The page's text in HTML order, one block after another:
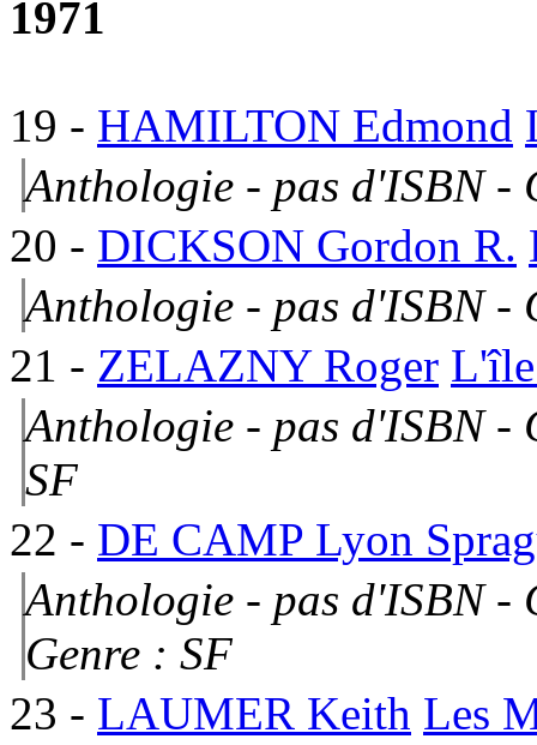
1971
19 - HAMILTON Edmond
Anthologie - pas d'ISBN -
20 - DICKSON Gordon R.
Anthologie - pas d'ISBN -
21 - ZELAZNY Roger
Anthologie - pas d'ISBN -
SF
22 - DE CAMP Lyon
Anthologie - pas d'ISBN -
Genre : SF
23 - LAUMER Keith Les